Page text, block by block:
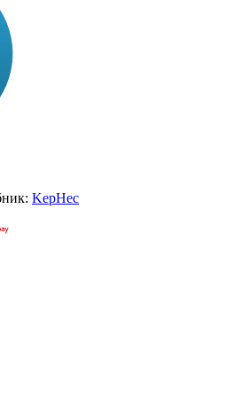
KepHec